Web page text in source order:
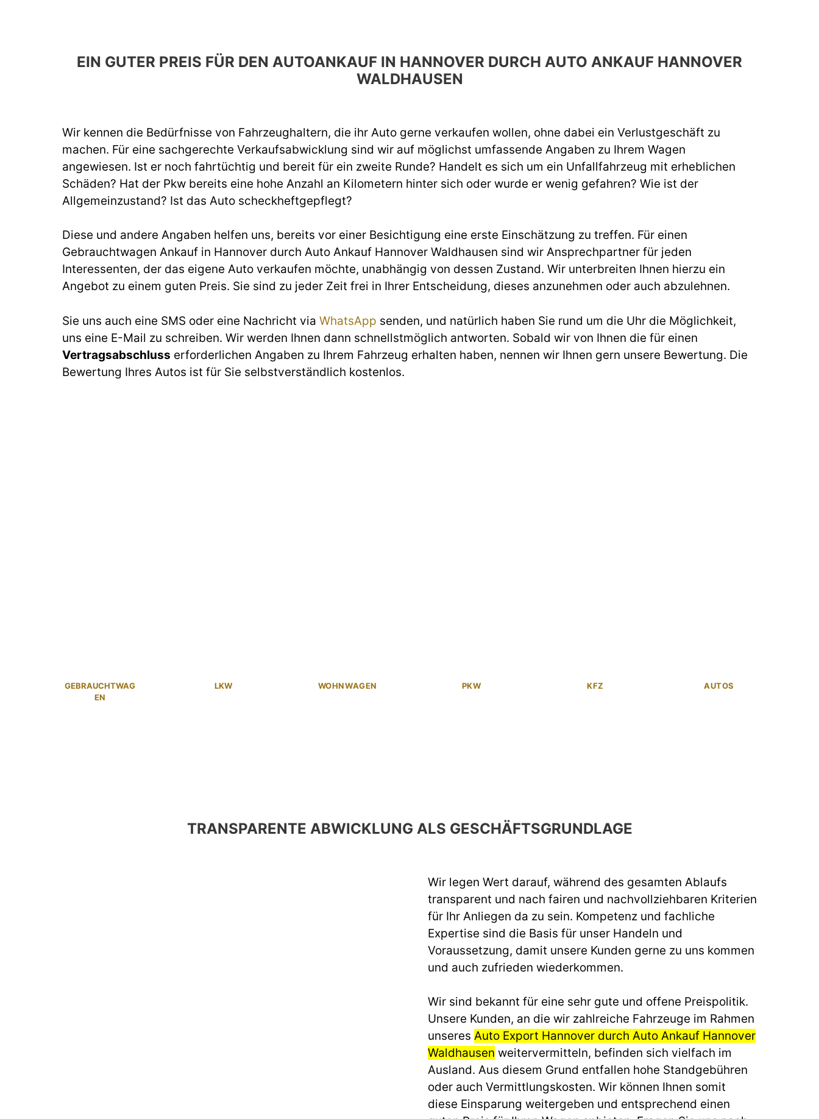
EIN GUTER PREIS FÜR DEN AUTOANKAUF IN HANNOVER DURCH AUTO ANKAUF HANNOVER
WALDHAUSEN
Wir kennen die Bedürfnisse von Fahrzeughaltern, die ihr Auto gerne verkaufen wollen, ohne dabei ein Verlustgeschäft zu
machen. Für eine sachgerechte Verkaufsabwicklung sind wir auf möglichst umfassende Angaben zu Ihrem Wagen
angewiesen. Ist er noch fahrtüchtig und bereit für ein zweite Runde? Handelt es sich um ein Unfallfahrzeug mit erheblichen
Schäden? Hat der Pkw bereits eine hohe Anzahl an Kilometern hinter sich oder wurde er wenig gefahren? Wie ist der
Allgemeinzustand? Ist das Auto scheckheftgepflegt?
Diese und andere Angaben helfen uns, bereits vor einer Besichtigung eine erste Einschätzung zu treffen. Für einen
Gebrauchtwagen Ankauf in Hannover durch Auto Ankauf Hannover Waldhausen sind wir Ansprechpartner für jeden
Interessenten, der das eigene Auto verkaufen möchte, unabhängig von dessen Zustand. Wir unterbreiten Ihnen hierzu ein
Angebot zu einem guten Preis. Sie sind zu jeder Zeit frei in Ihrer Entscheidung, dieses anzunehmen oder auch abzulehnen.
Sie uns auch eine SMS oder eine Nachricht via WhatsApp senden, und natürlich haben Sie rund um die Uhr die Möglichkeit,
uns eine E-Mail zu schreiben. Wir werden Ihnen dann schnellstmöglich antworten. Sobald wir von Ihnen die für einen
Vertragsabschluss erforderlichen Angaben zu Ihrem Fahrzeug erhalten haben, nennen wir Ihnen gern unsere Bewertung. Die
Bewertung Ihres Autos ist für Sie selbstverständlich kostenlos.
GEBRAUCHTWAG
EN
LKW WOHNWAGEN PKW KFZ AUTOS
TRANSPARENTE ABWICKLUNG ALS GESCHÄFTSGRUNDLAGE
Wir legen Wert darauf, während des gesamten Ablaufs
transparent und nach fairen und nachvollziehbaren Kriterien
für Ihr Anliegen da zu sein. Kompetenz und fachliche
Expertise sind die Basis für unser Handeln und
Voraussetzung, damit unsere Kunden gerne zu uns kommen
und auch zufrieden wiederkommen.
Wir sind bekannt für eine sehr gute und offene Preispolitik.
Unsere Kunden, an die wir zahlreiche Fahrzeuge im Rahmen
unseres Auto Export Hannover durch Auto Ankauf Hannover
Waldhausen weitervermitteln, befinden sich vielfach im
Ausland. Aus diesem Grund entfallen hohe Standgebühren
oder auch Vermittlungskosten. Wir können Ihnen somit
diese Einsparung weitergeben und entsprechend einen